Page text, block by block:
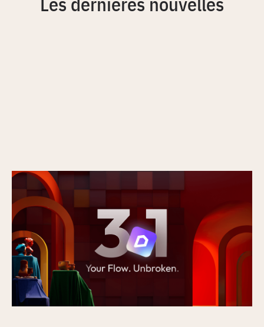
Nouveautés de la version D5 3.1 : du rendu à
une plateforme de présentation complète
Publié le